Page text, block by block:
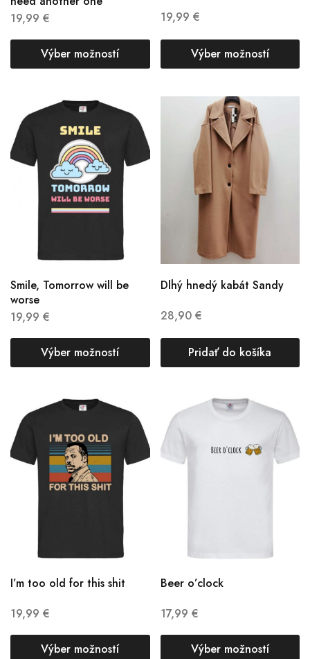
19,99 €
Výber možností
19,99 €
Výber možností
Smile, Tomorrow will be
worse
19,99 €
Výber možností
Dlhý hnedý kabát Sandy
28,90 €
Pridať do košíka
I’m too old for this shit
19,99 €
Výber možností
Beer o’clock
17,99 €
Výber možností